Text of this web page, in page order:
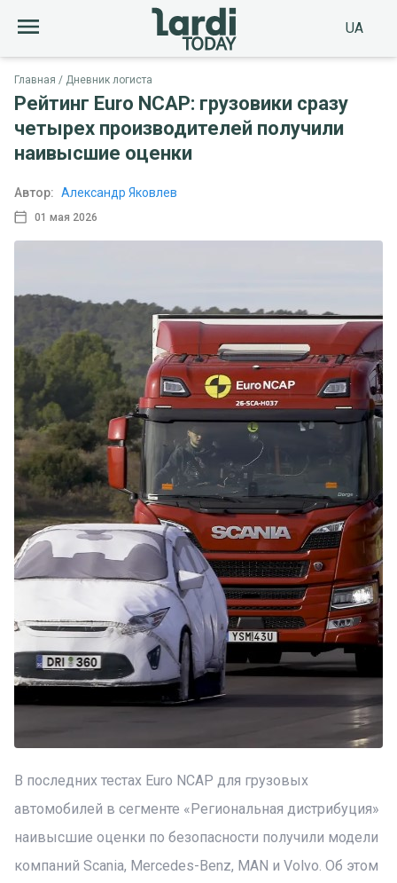
UA
Главная Дневник логиста
Рейтинг Euro NCAP: грузовики сразу
четырех производителей получили
наивысшие оценки
01 мая 2026
Автор: Александр Яковлев
В последних тестах Euro NCAP для грузовых
автомобилей в сегменте «Региональная дистрибуция»
наивысшие оценки по безопасности получили модели
компаний Scania, Mercedes-Benz, MAN и Volvo. Об этом